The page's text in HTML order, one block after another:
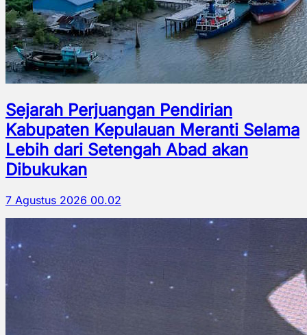
Sejarah Perjuangan Pendirian
Kabupaten Kepulauan Meranti Selama
Lebih dari Setengah Abad akan
Dibukukan
7 Agustus 2026 00.02